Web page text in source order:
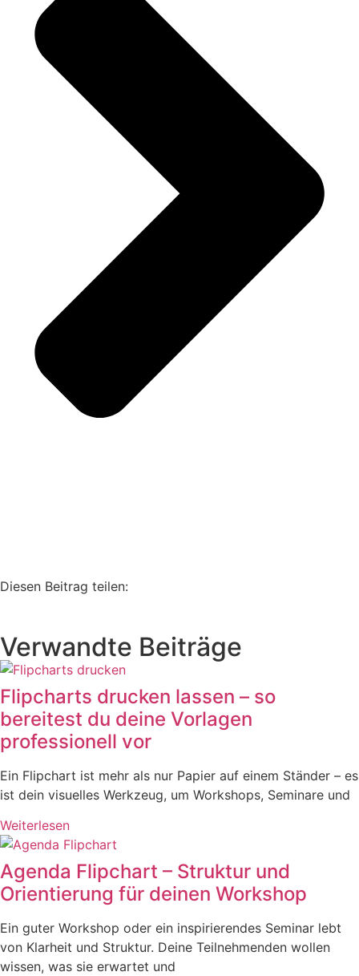
Diesen Beitrag teilen:
Verwandte Beiträge
Flipcharts drucken lassen – so
bereitest du deine Vorlagen
professionell vor
Ein Flipchart ist mehr als nur Papier auf einem Ständer – es
ist dein visuelles Werkzeug, um Workshops, Seminare und
Weiterlesen
Agenda Flipchart – Struktur und
Orientierung für deinen Workshop
Ein guter Workshop oder ein inspirierendes Seminar lebt
von Klarheit und Struktur. Deine Teilnehmenden wollen
wissen, was sie erwartet und